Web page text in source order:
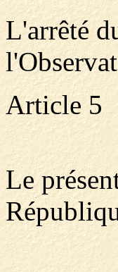
L'arrêté
Article 5
Le